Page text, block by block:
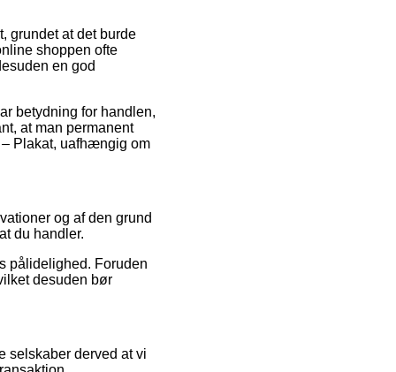
grundet at det burde
shoppen ofte
en god
betydning for handlen,
at man permanent
– Plakat, uafhængig om
og af den grund
du handler.
pålidelighed. Foruden
desuden bør
selskaber derved at vi